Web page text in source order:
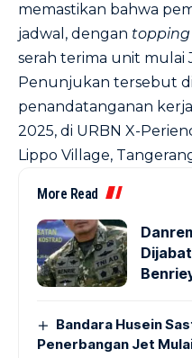
memastikan bahwa
jadwal, dengan topping
serah terima unit mulai
Penunjukan tersebut
penandatanganan
2025, di URBN X-
Lippo Village,
More Read
Bandara Husein
Penerbangan Jet